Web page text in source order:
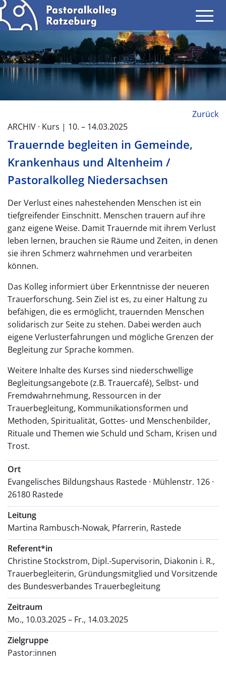
Zurück
ARCHIV · Kurs | 10. – 14.03.2025
Trauernde begleiten in Gemeinde,
Krankenhaus und Altenheim /
Pastoralkolleg Niedersachsen
Der Verlust eines nahestehenden Menschen ist ein
tiefgreifender Einschnitt. Menschen trauern auf ihre
ganz eigene Weise. Damit Trauernde mit ihrem Verlust
leben lernen, brauchen sie Räume und Zeiten, in denen
sie ihren Schmerz wahrnehmen und verarbeiten
können.
Das Kolleg informiert über Erkenntnisse der neueren
Trauerforschung. Sein Ziel ist es, zu einer Haltung zu
befähigen, die es ermöglicht, trauernden Menschen
solidarisch zur Seite zu stehen. Dabei werden auch
eigene Verlusterfahrungen und mögliche Grenzen der
Begleitung zur Sprache kommen.
Weitere Inhalte des Kurses sind niederschwellige
Begleitungsangebote (z.B. Trauercafé), Selbst- und
Fremdwahrnehmung, Ressourcen in der
Trauerbegleitung, Kommunikationsformen und
Methoden, Spiritualität, Gottes- und Menschenbilder,
Rituale und Themen wie Schuld und Scham, Krisen und
Trost.
Ort
Evangelisches Bildungshaus Rastede · Mühlenstr. 126 ·
26180 Rastede
Leitung
Martina Rambusch-Nowak, Pfarrerin, Rastede
Referent*in
Christine Stockstrom, Dipl.-Supervisorin, Diakonin i. R.,
Trauerbegleiterin, Gründungsmitglied und Vorsitzende
des Bundesverbandes Trauerbegleitung
Zeitraum
Mo., 10.03.2025 – Fr., 14.03.2025
Zielgruppe
Pastor:innen